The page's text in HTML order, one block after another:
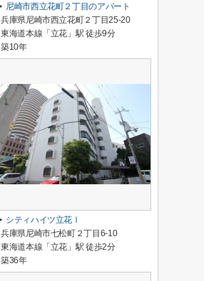
尼崎市西立花町２丁目のアパート
兵庫県尼崎市西立花町２丁目25-20
東海道本線「立花」駅 徒歩9分
築10年
シティハイツ立花Ⅰ
兵庫県尼崎市七松町２丁目6-10
東海道本線「立花」駅 徒歩2分
築36年